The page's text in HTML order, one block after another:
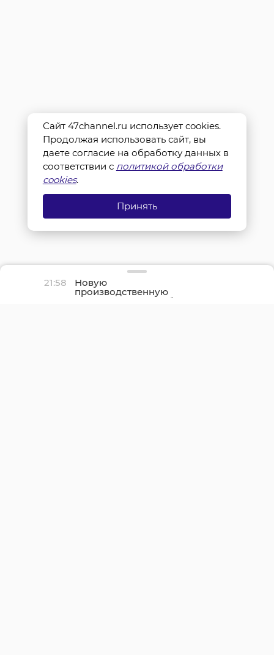
21:58 Новую
производственную
площадку птицефабрики
Сайт 47channel.ru использует cookies.
Продолжая использовать сайт, вы
даете согласие на обработку данных в
соответствии с политикой обработки
cookies.
Принять